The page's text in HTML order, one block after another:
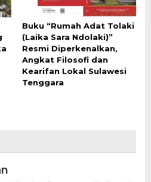
Buku “Rumah Adat Tolaki
(Laika Sara Ndolaki)”
Resmi Diperkenalkan,
Angkat Filosofi dan
Kearifan Lokal Sulawesi
Tenggara